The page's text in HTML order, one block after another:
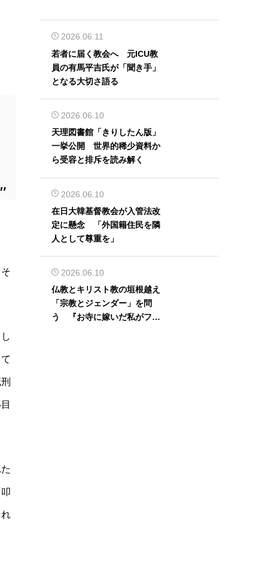
2026.06.11
若者に届く教会へ 元ICU教
員の有馬平吉氏が「聞き手」
となる大切さ語る
2026.06.10
天理図書館「きりしたん版」
一挙公開 世界的稀少資料か
ら受容と排斥を読み解く
2026.06.10
在日大韓基督教会が入管法改
定に懸念 「外国籍住民を隣
人として尊重を」
2026.06.10
仏教とキリスト教の垣根越え
「宗教とジェンダー」を問
う 『お寺に嫁いだ私がフェ